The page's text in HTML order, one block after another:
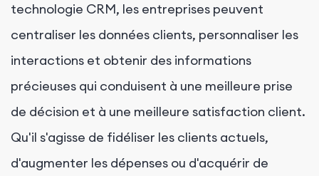
technologie CRM, les entreprises peuvent
centraliser les données clients, personnaliser les
interactions et obtenir des informations
précieuses qui conduisent à une meilleure prise
de décision et à une meilleure satisfaction client.
Qu'il s'agisse de fidéliser les clients actuels,
d'augmenter les dépenses ou d'acquérir de